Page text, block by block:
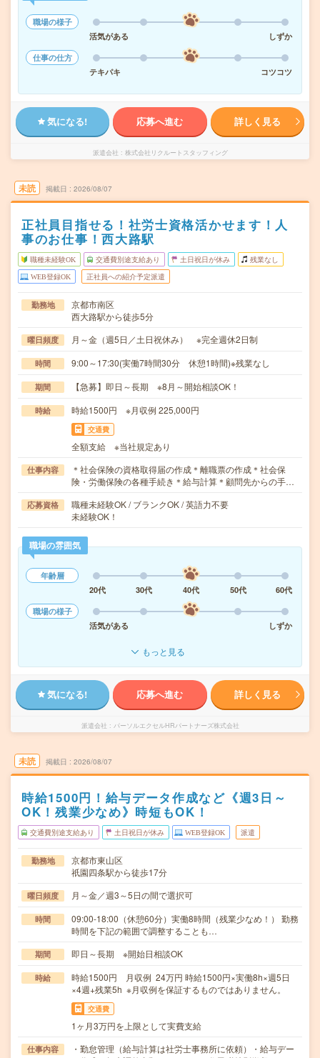
職場の様子
活気がある
しずか
仕事の仕方
テキパキ
コツコツ
気になる! 応募へ進む 詳しく見る
派遣会社 株式会社リクルートスタッフィング
未読 掲載日 2026/08/07
正社員目指せる！社労士資格活かせます！人
事のお仕事！西大路駅
職種未経験OK 交通費別途支給あり 土日祝日が休み 残業なし
WEB登録OK 正社員への紹介予定派遣
勤務地
京都市南区
西大路駅から徒歩5分
曜日頻度 月～金（週5日／土日祝休み） ※完全週休2日制
時間 9:00～17:30(実働7時間30分 休憩1時間)※残業なし
期間 【急募】即日～長期 ※8月～開始相談OK！
時給 時給1500円 ※月収例 225,000円
交通費
全額支給 ※当社規定あり
仕事内容
＊社会保険の資格取得届の作成＊離職票の作成＊社会保
険・労働保険の各種手続き＊給与計算＊顧問先からの手…
応募資格
職種未経験OK / ブランクOK / 英語力不要
未経験OK！
職場の雰囲気
年齢層
20代
30代 40代 50代
60代
職場の様子
活気がある
しずか
もっと見る
気になる! 応募へ進む 詳しく見る
派遣会社 パーソルエクセルHRパートナーズ株式会社
未読 掲載日 2026/08/07
時給1500円！給与データ作成など《週3日～
OK！残業少なめ》時短もOK！
交通費別途支給あり 土日祝日が休み WEB登録OK 派遣
勤務地
京都市東山区
祇園四条駅から徒歩17分
曜日頻度 月～金／週3～5日の間で選択可
時間
09:00-18:00（休憩60分）実働8時間（残業少なめ！） 勤務
時間を下記の範囲で調整することも…
期間 即日～長期 ※開始日相談OK
時給
時給1500円 月収例 24万円 時給1500円×実働8h×週5日
×4週+残業5h ※月収例を保証するものではありません。
交通費
1ヶ月3万円を上限として実費支給
仕事内容
・勤怠管理（給与計算は社労士事務所に依頼）・給与デー